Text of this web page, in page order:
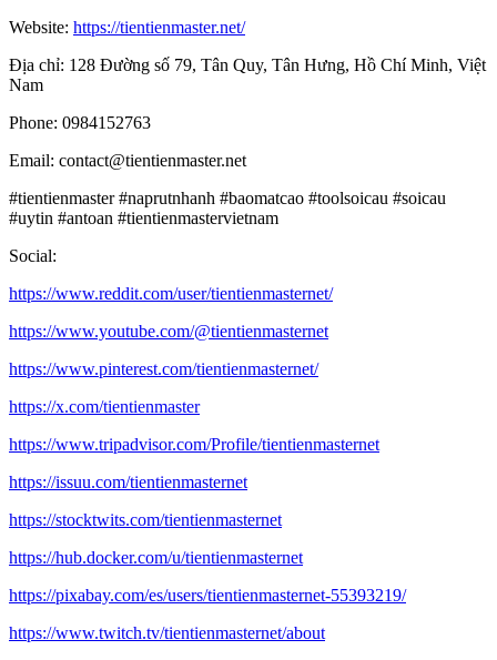
Website: https://tientienmaster.net/
Địa chỉ: 128 Đường số 79, Tân Quy, Tân Hưng, Hồ Chí Minh, Việt
Nam
Phone: 0984152763
Email: contact@tientienmaster.net
#tientienmaster #naprutnhanh #baomatcao #toolsoicau #soicau
#uytin #antoan #tientienmastervietnam
Social:
https://www.reddit.com/user/tientienmasternet/
https://www.youtube.com/@tientienmasternet
https://www.pinterest.com/tientienmasternet/
https://x.com/tientienmaster
https://www.tripadvisor.com/Profile/tientienmasternet
https://issuu.com/tientienmasternet
https://stocktwits.com/tientienmasternet
https://hub.docker.com/u/tientienmasternet
https://pixabay.com/es/users/tientienmasternet-55393219/
https://www.twitch.tv/tientienmasternet/about